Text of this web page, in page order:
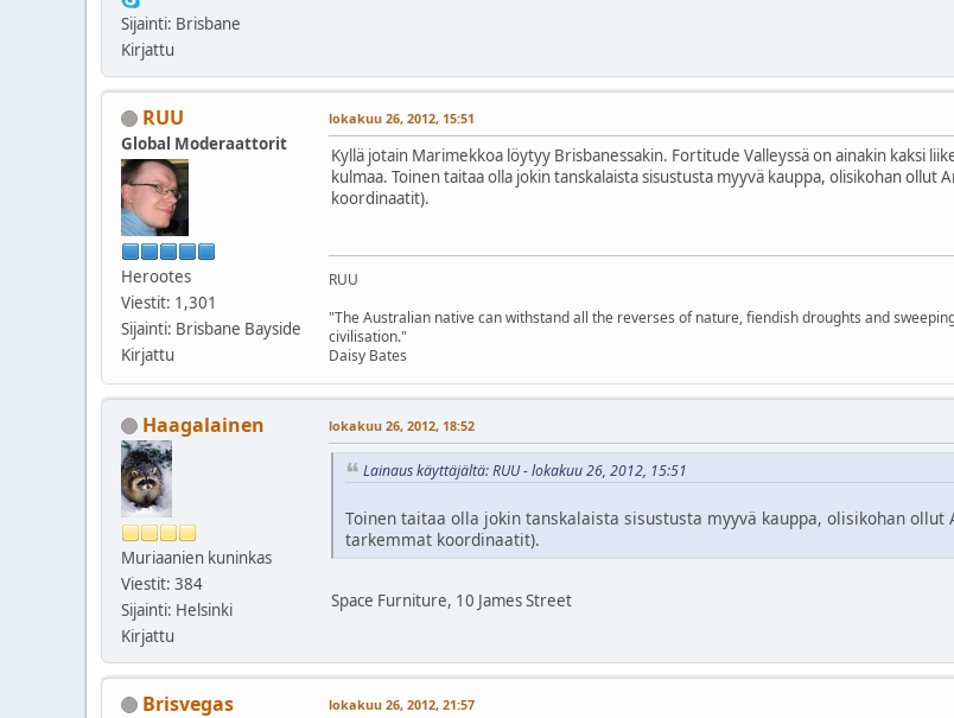
Sijainti: Brisbane
Kirjattu
RUU
Global Moderaattorit
Herootes
Viestit: 1,301
Sijainti: Brisbane Bayside
Kirjattu
lokakuu 26, 2012, 15:51
Kyllä jotain Marimekkoa löytyy Brisbanessakin. Fortitude Valleyssä on ainakin kaksi
kulmaa. Toinen taitaa olla jokin tanskalaista sisustusta myyvä kauppa, olisikohan
koordinaatit).
RUU
"The Australian native can withstand all the reverses of nature, fiendish droughts and
civilisation."
Daisy Bates
Haagalainen
Muriaanien kuninkas
Viestit: 384
Sijainti: Helsinki
Kirjattu
lokakuu 26, 2012, 18:52
Lainaus käyttäjältä: RUU - lokakuu 26, 2012, 15:51
Toinen taitaa olla jokin tanskalaista sisustusta myyvä kauppa, olisikohan
tarkemmat koordinaatit).
Space Furniture, 10 James Street
Brisvegas lokakuu 26, 2012, 21:57